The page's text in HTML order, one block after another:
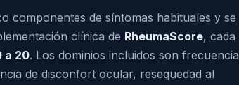
componentes de síntomas habituales y se
clínica de RheumaScore, cada
a 20. Los dominios incluidos son frecuencia
de disconfort ocular, resequedad al